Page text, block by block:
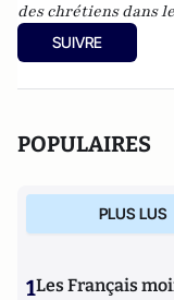
des chrétiens dans
christianophobie
les vrais enjeux de
sociétés ouvertes
Projet: La stratégie
musulmans en
L'Artilleur).
SUIVRE
POPULAIRES
PLUS LUS
1Les Français